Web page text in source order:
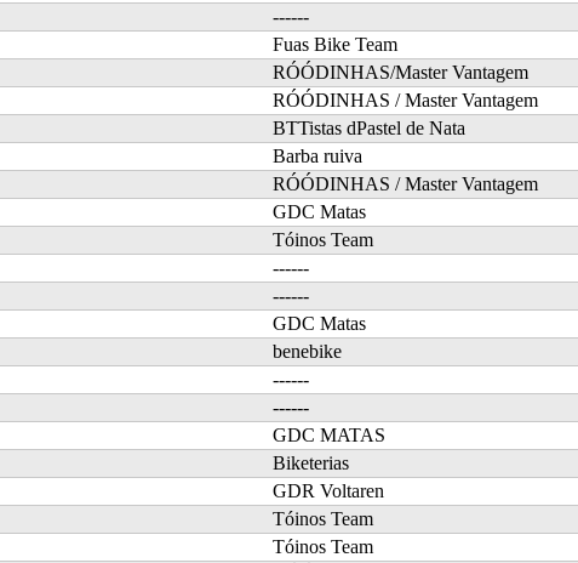
------
Fuas Bike Team
RÓÓDINHAS/Master Vantagem
RÓÓDINHAS / Master Vantagem
BTTistas dPastel de Nata
Barba ruiva
RÓÓDINHAS / Master Vantagem
GDC Matas
Tóinos Team
------
------
GDC Matas
benebike
------
------
GDC MATAS
Biketerias
GDR Voltaren
Tóinos Team
Tóinos Team